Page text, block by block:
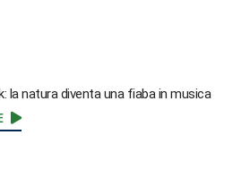
la natura diventa una fiaba in musica